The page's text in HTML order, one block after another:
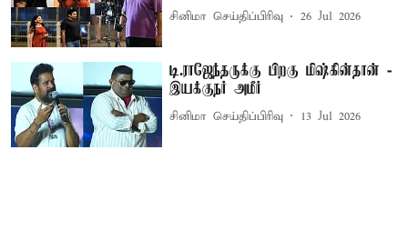
சினிமா செய்திப்பிரிவு 26 Jul 2026
டி.ராஜேந்தருக்கு பிறகு மிஷ்கின்தான் -
இயக்குநர் அமீர்
சினிமா செய்திப்பிரிவு 13 Jul 2026